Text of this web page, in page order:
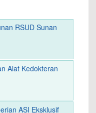
RSUD Sunan
Alat Kedokteran
ASI Eksklusif